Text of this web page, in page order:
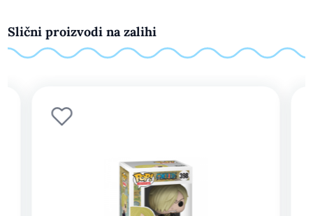
Slični proizvodi na zalihi